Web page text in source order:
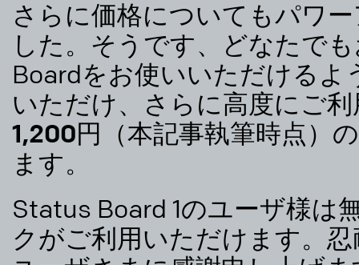
さらに価格についてもパワ
した。 そうです、どなたで
Boardをお使いいただける
いただけ、
さらに高度にご
1,200円（本記事執筆時点）
ます。
Status Board 1のユーザ様は
クがご利用いただけます。